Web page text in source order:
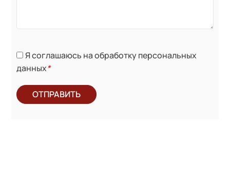
Я соглашаюсь на обработку персональных
данных*
ОТПРАВИТЬ